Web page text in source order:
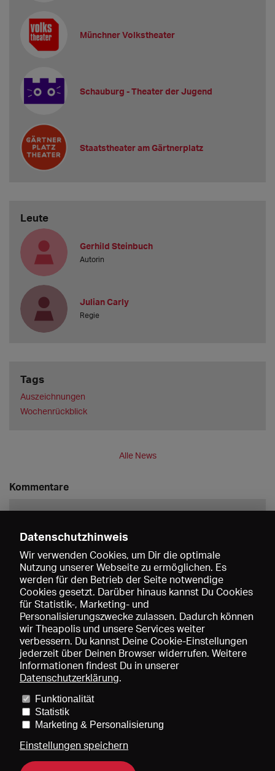
Münchner Volkstheater
Schauburg - Theater der Jugend
Staatstheater am Gärtnerplatz
Leute
Gerhild Steinbuch
Autorin
Julian Carly
Regie
Tags
Auszeichnungen
Wochenrückblick
Alle News
Kommentare
Speichern
Preise und Mitgliedschaften
Mediadaten
Über uns Impressum
Datenschutzhinweis
Wir verwenden Cookies, um Dir die optimale
Nutzung unserer Webseite zu ermöglichen. Es
werden für den Betrieb der Seite notwendige
Cookies gesetzt. Darüber hinaus kannst Du Cookies
für Statistik-, Marketing- und
Personalisierungszwecke zulassen. Dadurch können
wir Theapolis und unsere Services weiter
verbessern. Du kannst Deine Cookie-Einstellungen
jederzeit über Deinen Browser widerrufen. Weitere
Informationen findest Du in unserer
Datenschutzerklärung.
Funktionalität
Statistik
Marketing & Personalisierung
Einstellungen speichern